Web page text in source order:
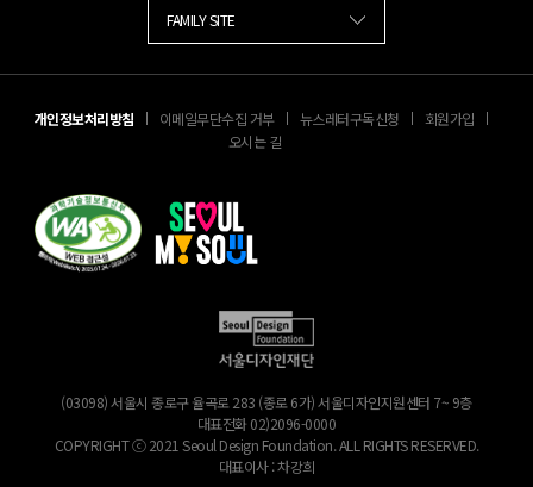
FAMILY SITE
개인정보처리방침 이메일무단수집 거부 뉴스레터구독신청
회원가입
오시는 길
(03098) 서울시 종로구 율곡로 283 (종로 6가) 서울디자인지원센터 7~ 9층
대표전화02)2096-0000
COPYRIGHT ⓒ 2021 Seoul Design Foundation. ALL RIGHTS RESERVED.
대표이사 : 차강희